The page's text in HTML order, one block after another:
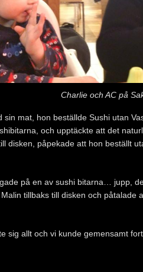
Charlie och AC på
sin mat, hon beställde Sushi utan
och upptäckte att det
disken, påpekade att hon beställt
på en av sushi bitarna… jupp,
tillbaks till disken och påtalade
sig allt och vi kunde gemensamt